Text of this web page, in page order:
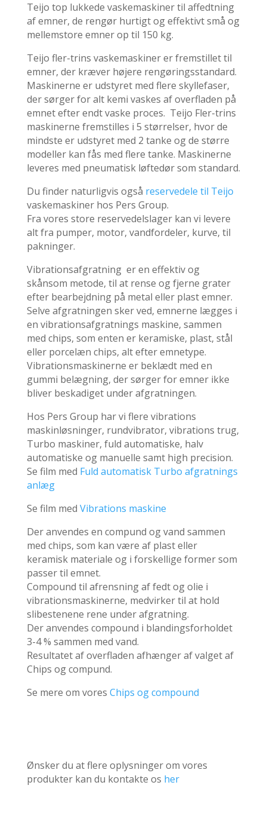
Teijo top lukkede vaskemaskiner til affedtning
af emner, de rengør hurtigt og effektivt små og
mellemstore emner op til 150 kg.
Teijo fler-trins vaskemaskiner er fremstillet til
emner, der kræver højere rengøringsstandard.
Maskinerne er udstyret med flere skyllefaser,
der sørger for alt kemi vaskes af overfladen på
emnet efter endt vaske proces. Teijo Fler-trins
maskinerne fremstilles i 5 størrelser, hvor de
mindste er udstyret med 2 tanke og de større
modeller kan fås med flere tanke. Maskinerne
leveres med pneumatisk løftedør som standard.
Du finder naturligvis også reservedele til Teijo
vaskemaskiner hos Pers Group.
Fra vores store reservedelslager kan vi levere
alt fra pumper, motor, vandfordeler, kurve, til
pakninger.
Vibrationsafgratning er en effektiv og
skånsom metode, til at rense og fjerne grater
efter bearbejdning på metal eller plast emner.
Selve afgratningen sker ved, emnerne lægges i
en vibrationsafgratnings maskine, sammen
med chips, som enten er keramiske, plast, stål
eller porcelæn chips, alt efter emnetype.
Vibrationsmaskinerne er beklædt med en
gummi belægning, der sørger for emner ikke
bliver beskadiget under afgratningen.
Hos Pers Group har vi flere vibrations
maskinløsninger, rundvibrator, vibrations trug,
Turbo maskiner, fuld automatiske, halv
automatiske og manuelle samt high precision.
Se film med Fuld automatisk Turbo afgratnings
anlæg
Se film med Vibrations maskine
Der anvendes en compund og vand sammen
med chips, som kan være af plast eller
keramisk materiale og i forskellige former som
passer til emnet.
Compound til afrensning af fedt og olie i
vibrationsmaskinerne, medvirker til at hold
slibestenene rene under afgratning.
Der anvendes compound i blandingsforholdet
3-4 % sammen med vand.
Resultatet af overfladen afhænger af valget af
Chips og compund.
Se mere om vores Chips og compound
Ønsker du at flere oplysninger om vores
produkter kan du kontakte os her